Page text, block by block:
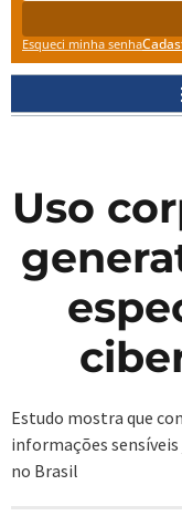
Esqueci minha senha
Uso
Estudo mostra que
informações
no Brasil